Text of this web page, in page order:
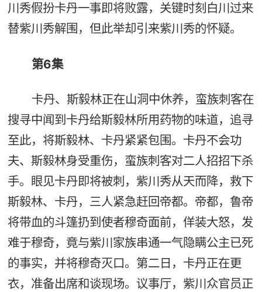
川秀假扮卡丹一事即将败露，关键时刻白川过来
替紫川秀解围，但此举却引来紫川秀的怀疑。
第6集
卡丹、斯毅林正在山洞中休养，蛮族刺客在
搜寻中闻到卡丹给斯毅林所用药物的味道，追寻
至此，将斯毅林、卡丹紧紧包围。卡丹不会功
夫、斯毅林身受重伤，蛮族刺客对二人招招下杀
手。眼见卡丹即将被刺，紫川秀从天而降，救下
斯毅林、卡丹，三人紧急赶回帝都。帝都，鲁帝
将带血的斗篷扔到使者穆奇面前，佯装大怒，发
难于穆奇，竟与紫川家族串通一气隐瞒公主已死
的事实，并将穆奇灭口。第二日，卡丹正在更
衣，准备出席和谈现场。议事厅，紫川众官员正